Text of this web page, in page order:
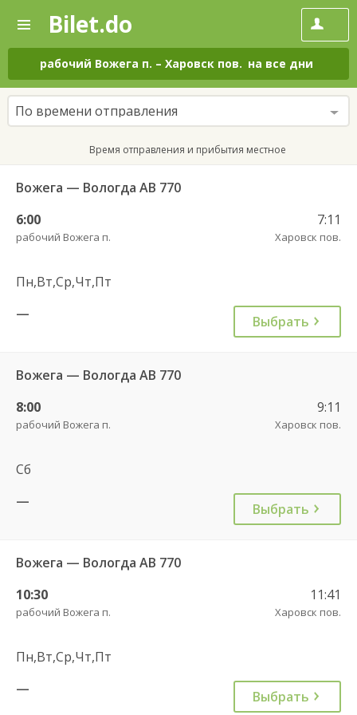
—
Поиск
и
покупка
билетов
на
автобус
онлайн
Bilet.do
рабочий Вожега п. – Харовск пов. на все дни
По времени отправления
Время отправления и прибытия местное
Вожега — Вологда АВ 770
6:00
рабочий Вожега п.
7:11
Харовск пов.
Пн,Вт,Ср,Чт,Пт
—
Выбрать
Вожега — Вологда АВ 770
8:00
рабочий Вожега п.
9:11
Харовск пов.
Сб
—
Выбрать
Вожега — Вологда АВ 770
10:30
рабочий Вожега п.
11:41
Харовск пов.
Пн,Вт,Ср,Чт,Пт
—
Выбрать